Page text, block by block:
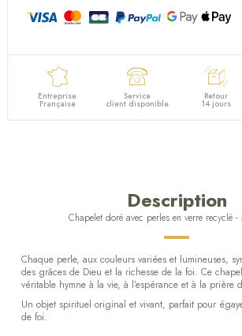
Entreprise
Française
Service
client disponible
Retour
14 jours
Description
Chapelet doré avec perles en verre recyclé
Chaque perle, aux couleurs variées et lumineuses,
des grâces de Dieu et la richesse de la foi. Ce
véritable hymne à la vie, à l’espérance et à la prière
Un objet spirituel original et vivant, parfait pour
de foi.